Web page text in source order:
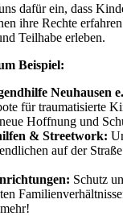
dafür ein, dass
ihre Rechte
Teilhabe erleben.
Beispiel:
Neuhausen e.
für traumatisierte
Hoffnung und
& Streetwork:
auf der
Schutz